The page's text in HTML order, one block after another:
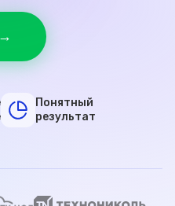
Понятный
результат